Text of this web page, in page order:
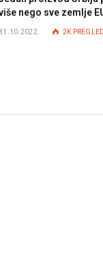
nego sve zemlje
2K